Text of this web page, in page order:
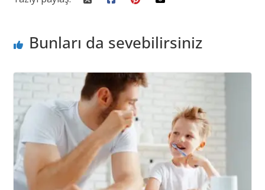
Bunları da sevebilirsiniz